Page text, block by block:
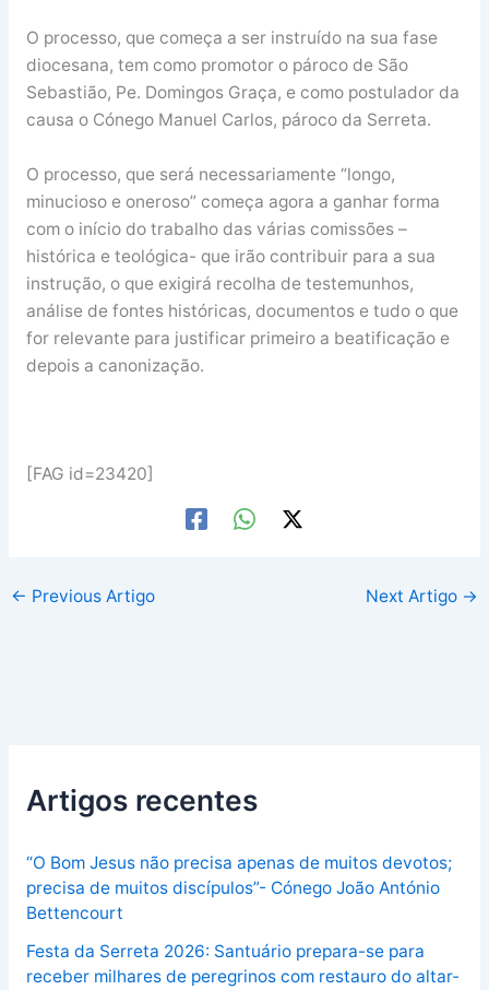
O processo, que começa a ser instruído na sua fase
diocesana, tem como promotor o pároco de São
Sebastião, Pe. Domingos Graça, e como postulador da
causa o Cónego Manuel Carlos, pároco da Serreta.
O processo, que será necessariamente “longo,
minucioso e oneroso” começa agora a ganhar forma
com o início do trabalho das várias comissões –
histórica e teológica- que irão contribuir para a sua
instrução, o que exigirá recolha de testemunhos,
análise de fontes históricas, documentos e tudo o que
for relevante para justificar primeiro a beatificação e
depois a canonização.
[FAG id=23420]
← Previous Artigo Next Artigo →
Artigos recentes
“O Bom Jesus não precisa apenas de muitos devotos;
precisa de muitos discípulos”- Cónego João António
Bettencourt
Festa da Serreta 2026: Santuário prepara-se para
receber milhares de peregrinos com restauro do altar-